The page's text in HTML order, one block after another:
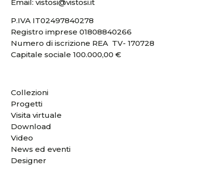
Email:vistosi@vistosi.it
P.IVA IT02497840278
Registro imprese 01808840266
Numero di iscrizione REA TV- 170728
Capitale sociale 100.000,00 €
Collezioni
Progetti
Visita virtuale
Download
Video
News ed eventi
Designer